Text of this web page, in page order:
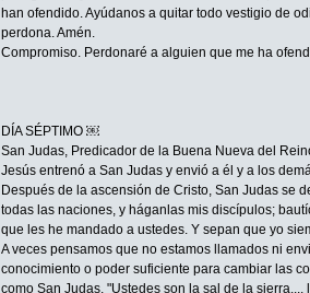
han ofendido. Ayúdanos a quitar todo vestigio de
perdona. Amén.
Compromiso. Perdonaré a alguien que me ha
DÍA SÉPTIMO ￼
San Judas, Predicador de la Buena Nueva del
Jesús entrenó a San Judas y envió a él y a los
Después de la ascensión de Cristo, San Judas se
todas las naciones, y háganlas mis discípulos;
que les he mandado a ustedes. Y sepan que yo
A veces pensamos que no estamos llamados ni
conocimiento o poder suficiente para cambiar las
como San Judas, "Ustedes son la sal de la